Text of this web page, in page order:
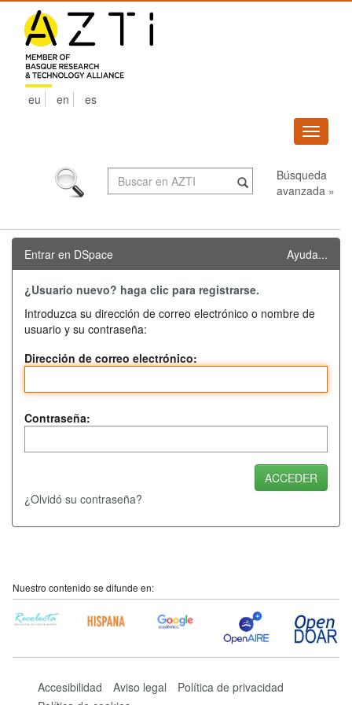
navigation
eu en es
Búsqueda
avanzada »
Entrar en DSpace Ayuda...
¿Usuario nuevo? haga clic para registrarse.
Introduzca su dirección de correo electrónico o nombre de
usuario y su contraseña:
Dirección de correo electrónico:
Contraseña:
¿Olvidó su contraseña?
Nuestro contenido se difunde en:
Accesibilidad Aviso legal
Política de privacidad